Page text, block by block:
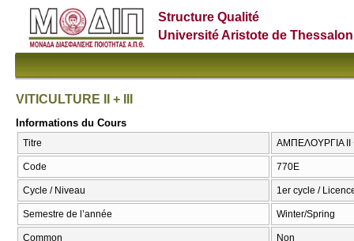
Structure Qualité
Université Aristote de
VITICULTURE II + III
Informations du Cours
Titre ΑΜΠΕΛΟΥΡΓΙΑ ΙΙ
Code 770Ε
Cycle / Niveau 1er cycle /
Semestre de l’année Winter/Spring
Common Non